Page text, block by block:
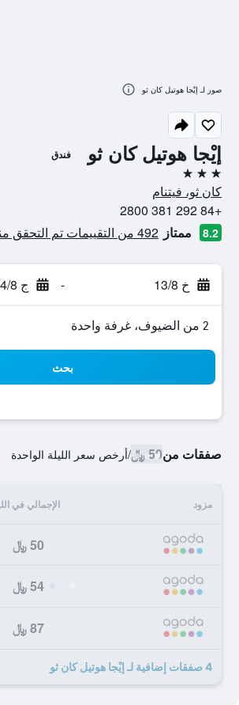
إيْجا هوتيل كان ثو فندق
3 نجوم
كان ثو، فيتنام
+84 292 381 2800
8.2 ممتاز 492 من التقييمات تم التحقق منها
خ 13/8 - ج 14/8
2 من الضيوف، غرفة واحدة
بحث
صفقات من50 ﷼ /أرخص سعر الليلة الواحدة
مزود الإجمالي في
50 ﷼
54 ﷼
87 ﷼
4 صفقات إضافية لـ إيْجا هوتيل كان ثو
صور لـ إيْجا هوتيل كان ثو